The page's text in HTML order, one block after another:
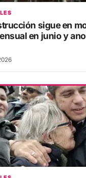
sigue en
en junio y